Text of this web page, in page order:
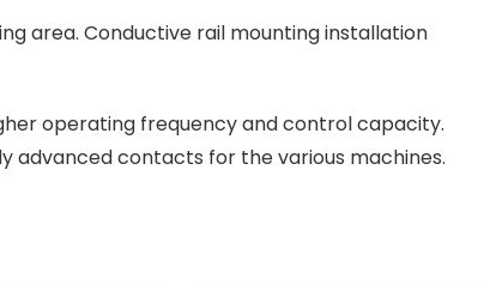
area. Conductive rail mounting installation
operating frequency and control capacity.
advanced contacts for the various machines.